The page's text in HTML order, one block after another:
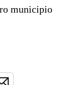
municipio